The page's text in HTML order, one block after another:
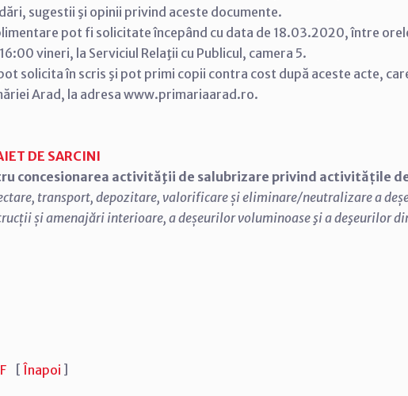
sugestii şi opinii privind aceste documente.
pot fi solicitate începând cu data de 18.03.2020, între
vineri, la Serviciul Relaţii cu Publicul, camera 5.
solicita în scris şi pot primi copii contra cost după aceste acte,
Arad, la adresa www.primariaarad.ro.
DE SARCINI
concesionarea activităţii de salubrizare privind activitățile
transport, depozitare, valorificare și eliminare/neutralizare a
și amenajări interioare, a deșeurilor voluminoase şi a deşeurilor
[ Înapoi ]